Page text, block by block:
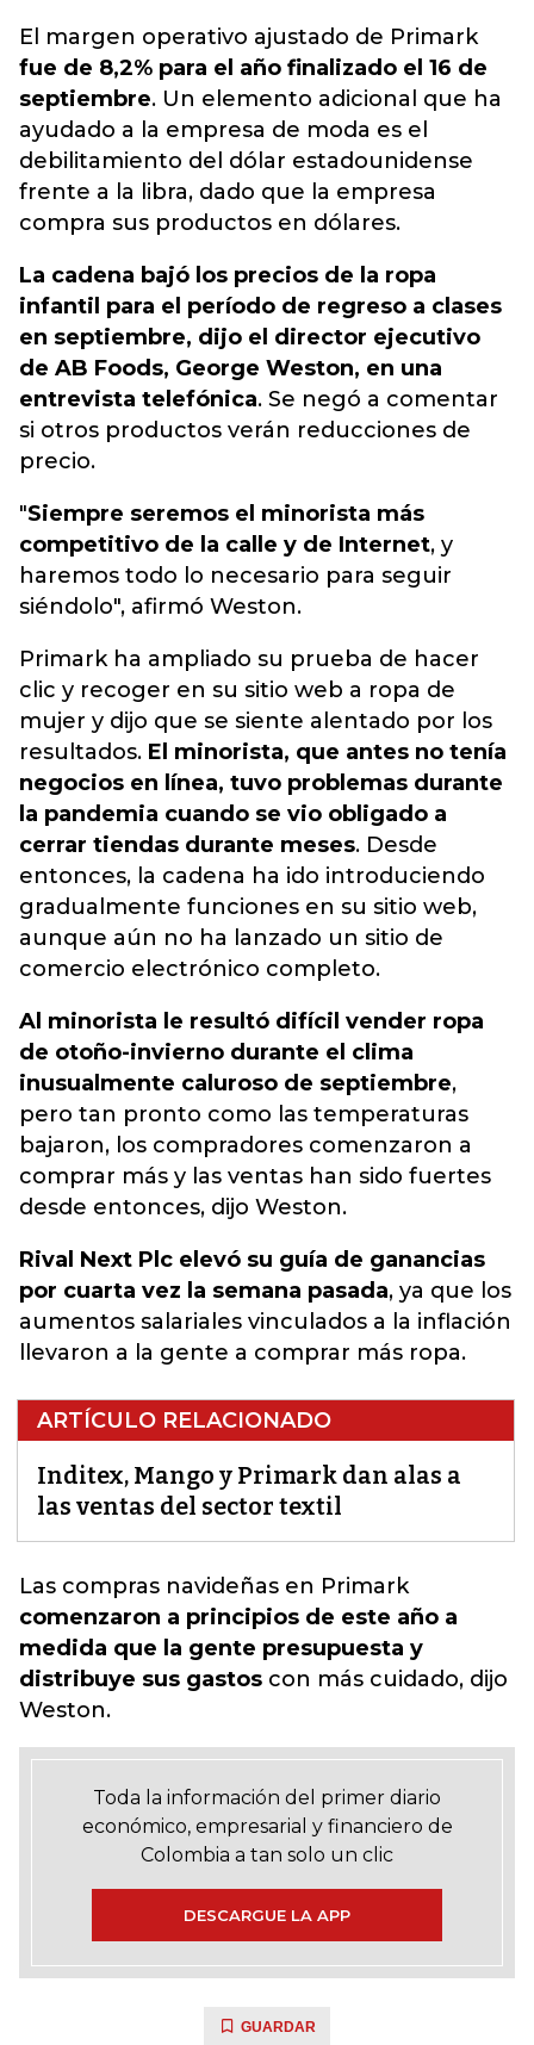
El margen operativo ajustado de Primark
fue de 8,2% para el año finalizado el 16 de
septiembre. Un elemento adicional que ha
ayudado a la empresa de moda es el
debilitamiento del dólar estadounidense
frente a la libra, dado que la empresa
compra sus productos en dólares.
La cadena bajó los precios de la ropa
infantil para el período de regreso a clases
en septiembre, dijo el director ejecutivo
de AB Foods, George Weston, en una
entrevista telefónica. Se negó a comentar
si otros productos verán reducciones de
precio.
"Siempre seremos el minorista más
competitivo de la calle y de Internet, y
haremos todo lo necesario para seguir
siéndolo", afirmó Weston.
Primark ha ampliado su prueba de hacer
clic y recoger en su sitio web a ropa de
mujer y dijo que se siente alentado por los
resultados. El minorista, que antes no tenía
negocios en línea, tuvo problemas durante
la pandemia cuando se vio obligado a
cerrar tiendas durante meses. Desde
entonces, la cadena ha ido introduciendo
gradualmente funciones en su sitio web,
aunque aún no ha lanzado un sitio de
comercio electrónico completo.
Al minorista le resultó difícil vender ropa
de otoño-invierno durante el clima
inusualmente caluroso de septiembre,
pero tan pronto como las temperaturas
bajaron, los compradores comenzaron a
comprar más y las ventas han sido fuertes
desde entonces, dijo Weston.
Rival Next Plc elevó su guía de ganancias
por cuarta vez la semana pasada, ya que los
aumentos salariales vinculados a la inflación
llevaron a la gente a comprar más ropa.
ARTÍCULO RELACIONADO
Inditex, Mango y Primark dan alas a
las ventas del sector textil
Las compras navideñas en Primark
comenzaron a principios de este año a
medida que la gente presupuesta y
distribuye sus gastos con más cuidado, dijo
Weston.
Toda la información del primer diario
económico, empresarial y financiero de
Colombia a tan solo un clic
DESCARGUE LA APP
GUARDAR